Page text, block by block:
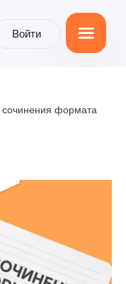
сочинения формата